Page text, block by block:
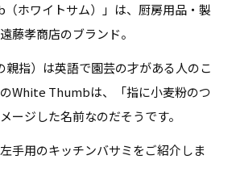
ホワイトサム）」は、厨房用品・製
藤孝商店のブランド。
指）は英語で園芸の才がある人のこ
White Thumbは、「指に小麦粉のつ
ージした名前なのだそうです。
手用のキッチンバサミをご紹介しま